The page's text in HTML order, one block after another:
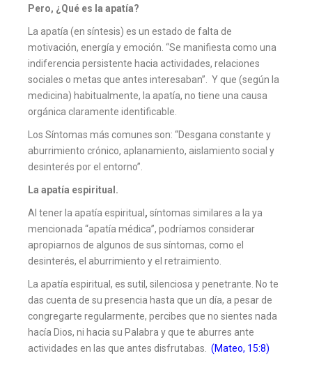
Pero, ¿Qué es la apatía?
La apatía (en síntesis) es un estado de falta de
motivación, energía y emoción. “Se manifiesta como una
indiferencia persistente hacia actividades, relaciones
sociales o metas que antes interesaban”. Y que (según la
medicina) habitualmente, la apatía, no tiene una causa
orgánica claramente identificable.
Los Síntomas más comunes son: “Desgana constante y
aburrimiento crónico, aplanamiento, aislamiento social y
desinterés por el entorno”.
La apatía espiritual.
Al tener la apatía espiritual , síntomas similares a la ya
mencionada “apatía médica”, podríamos considerar
apropiarnos de algunos de sus síntomas, como el
desinterés, el aburrimiento y el retraimiento.
La apatía espiritual, es sutil, silenciosa y penetrante. No te
das cuenta de su presencia hasta que un día, a pesar de
congregarte regularmente, percibes que no sientes nada
hacía Dios, ni hacia su Palabra y que te aburres ante
actividades en las que antes disfrutabas. (Mateo, 15:8)